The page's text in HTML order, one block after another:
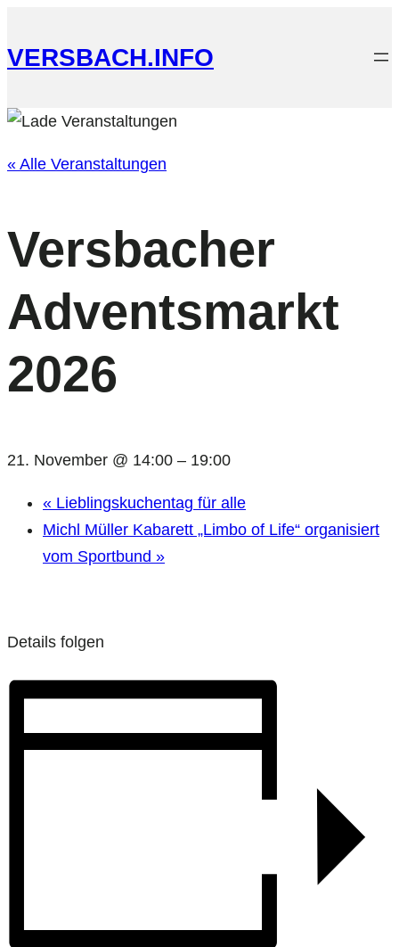
VERSBACH.INFO
« Alle Veranstaltungen
Versbacher
Adventsmarkt
2026
21. November @ 14:00 – 19:00
« Lieblingskuchentag für alle
Michl Müller Kabarett „Limbo of Life“ organisiert
vom Sportbund »
Details folgen